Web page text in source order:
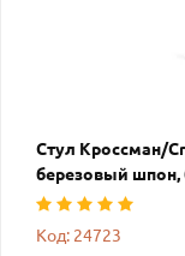
Стул Кроссман/
березовый
Код: 24723